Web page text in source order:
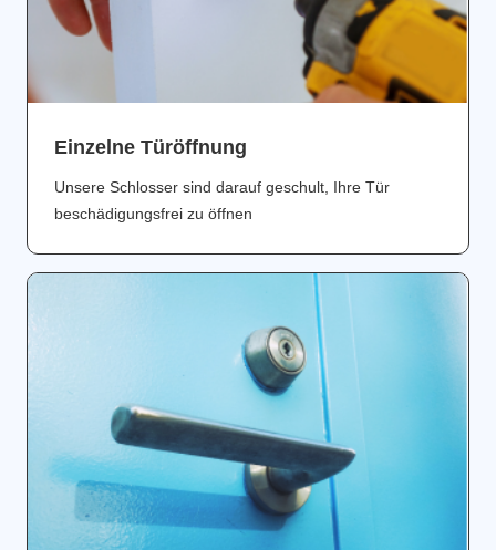
Einzelne Türöffnung
Unsere Schlosser sind darauf geschult, Ihre Tür
beschädigungsfrei zu öffnen